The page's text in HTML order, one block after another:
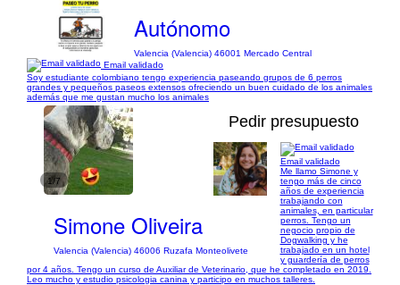
Autónomo
Valencia (Valencia) 46001 Mercado Central
Email validado
Soy estudiante colombiano tengo experiencia paseando grupos de 6 perros
grandes y pequeños paseos extensos ofreciendo un buen cuidado de los animales
además que me gustan mucho los animales
1/7
Pedir presupuesto
Simone Oliveira
Valencia (Valencia) 46006 Ruzafa Monteolivete
Email validado
Me llamo Simone y
tengo más de cinco
años de experiencia
trabajando con
animales, en particular
perros. Tengo un
negocio propio de
Dogwalking y he
trabajado en un hotel
y guardería de perros
por 4 años. Tengo un curso de Auxiliar de Veterinario, que he completado en 2019.
Leo mucho y estudio psicologia canina y participo en muchos talleres.